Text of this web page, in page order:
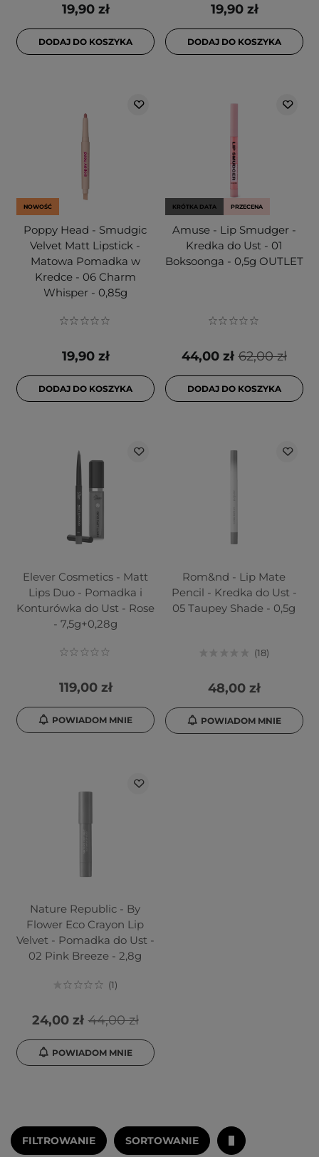
19,90 zł
DODAJ DO KOSZYKA
19,90 zł
DODAJ DO KOSZYKA
NOWOŚĆ
Poppy Head - Smudgic
Velvet Matt Lipstick -
Matowa Pomadka w
Kredce - 06 Charm
Whisper - 0,85g
19,90 zł
DODAJ DO KOSZYKA
KRÓTKA DATA PRZECENA
Amuse - Lip Smudger -
Kredka do Ust - 01
Boksoonga - 0,5g OUTLET
62,00 zł
44,00 zł
DODAJ DO KOSZYKA
Elever Cosmetics - Matt
Lips Duo - Pomadka i
Konturówka do Ust - Rose
- 7,5g+0,28g
119,00 zł
POWIADOM MNIE
Rom&nd - Lip Mate
Pencil - Kredka do Ust -
05 Taupey Shade - 0,5g
18
48,00 zł
POWIADOM MNIE
Nature Republic - By
Flower Eco Crayon Lip
Velvet - Pomadka do Ust -
02 Pink Breeze - 2,8g
1
44,00 zł
24,00 zł
POWIADOM MNIE
FILTROWANIE SORTOWANIE